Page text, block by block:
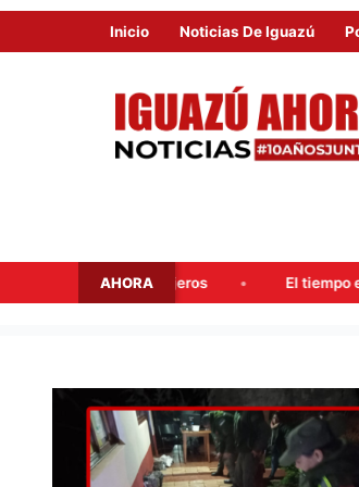
Inicio Noticias De Iguazú
AHORA
en Iguazú este fin de semana: probables
GENDARMERÍA
INCAUTÓ
MARIHUANA